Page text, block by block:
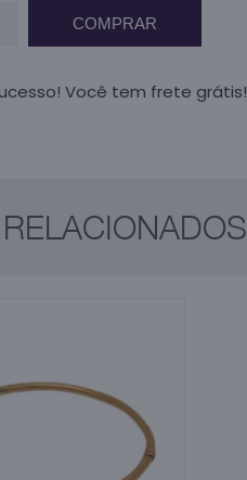
COMPRAR
Você tem frete grátis!